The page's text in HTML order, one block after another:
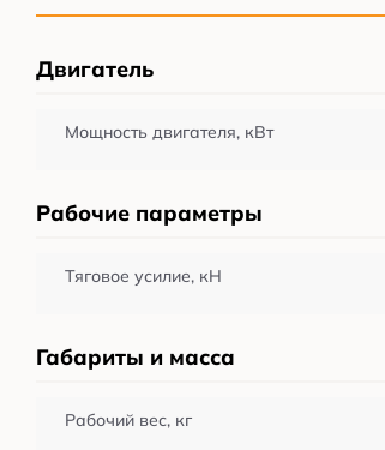
Двигатель
Мощность двигателя, кВт
Рабочие параметры
Тяговое усилие, кН
Габариты и масса
Рабочий вес, кг